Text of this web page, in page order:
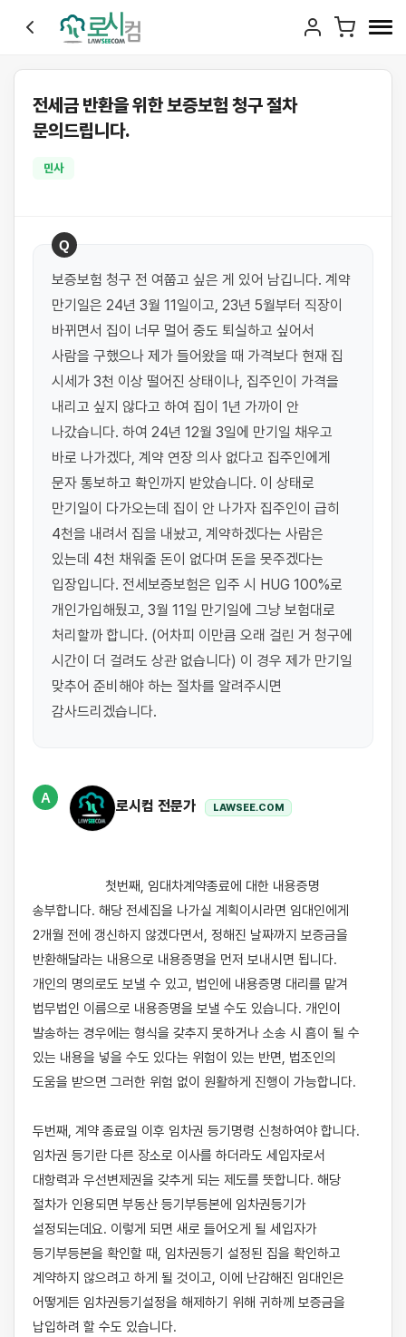
전세금 반환을 위한 보증보험 청구 절차
문의드립니다.
민사
Q
보증보험 청구 전 여쭙고 싶은 게 있어 남깁니다. 계약
만기일은 24년 3월 11일이고, 23년 5월부터 직장이
바뀌면서 집이 너무 멀어 중도 퇴실하고 싶어서
사람을 구했으나 제가 들어왔을 때 가격보다 현재 집
시세가 3천 이상 떨어진 상태이나, 집주인이 가격을
내리고 싶지 않다고 하여 집이 1년 가까이 안
나갔습니다. 하여 24년 12월 3일에 만기일 채우고
바로 나가겠다, 계약 연장 의사 없다고 집주인에게
문자 통보하고 확인까지 받았습니다. 이 상태로
만기일이 다가오는데 집이 안 나가자 집주인이 급히
4천을 내려서 집을 내놨고, 계약하겠다는 사람은
있는데 4천 채워줄 돈이 없다며 돈을 못주겠다는
입장입니다. 전세보증보험은 입주 시 HUG 100%로
개인가입해뒀고, 3월 11일 만기일에 그냥 보험대로
처리할까 합니다. (어차피 이만큼 오래 걸린 거 청구에
시간이 더 걸려도 상관 없습니다) 이 경우 제가 만기일
맞추어 준비해야 하는 절차를 알려주시면
감사드리겠습니다.
A
로시컴 전문가 LAWSEE.COM
송부합니다. 해당 전세집을 나가실 계획이시라면 임대인에게
2개월 전에 갱신하지 않겠다면서, 정해진 날짜까지 보증금을
반환해달라는 내용으로 내용증명을 먼저 보내시면 됩니다.
개인의 명의로도 보낼 수 있고, 법인에 내용증명 대리를 맡겨
법무법인 이름으로 내용증명을 보낼 수도 있습니다. 개인이
발송하는 경우에는 형식을 갖추지 못하거나 소송 시 흠이 될 수
있는 내용을 넣을 수도 있다는 위험이 있는 반면, 법조인의
도움을 받으면 그러한 위험 없이 원활하게 진행이 가능합니다.
두번째, 계약 종료일 이후 임차권 등기명령 신청하여야 합니다.
임차권 등기란 다른 장소로 이사를 하더라도 세입자로서
대항력과 우선변제권을 갖추게 되는 제도를 뜻합니다. 해당
절차가 인용되면 부동산 등기부등본에 임차권등기가
설정되는데요. 이렇게 되면 새로 들어오게 될 세입자가
등기부등본을 확인할 때, 임차권등기 설정된 집을 확인하고
계약하지 않으려고 하게 될 것이고, 이에 난감해진 임대인은
어떻게든 임차권등기설정을 해제하기 위해 귀하께 보증금을
납입하려 할 수도 있습니다.